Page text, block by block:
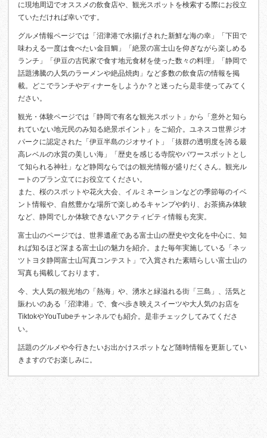
に現地周辺でオススメの飲食店や、観光スポットを検索する際にお役立
ていただければ幸いです。
グルメ情報ページでは「沼津港で水揚げされた新鮮な海の幸」「下田で
味わえる一度は食べたい金目鯛」「絶景の富士山を仰ぎながら楽しめる
ランチ」「伊豆の古民家で食す地元食材を使った数々の料理」「静岡で
話題沸騰の人気のラーメンや絶品焼肉」など多数の飲食店の情報を掲
載。どこでランチやディナーをしようか？と迷ったら是非使ってみてく
ださい。
観光・体験ページでは「静岡で有名な観光スポット」から「意外と知ら
れていない地元民のみ知る絶景ポイント」をご紹介。ユネスコ世界ジオ
パークに認定された「伊豆半島のジオサイト」「抜群の透明度を誇る最
高レベルの水質の美しい海」「歴史を感じる寺院やパワースポットとし
て知られる神社」など静岡ならではの観光情報が盛りだくさん。観光ル
ートのプラン立てにお役立てください。
また、桜のスポットや花火大会、イルミネーションなどの季節毎のイベ
ント情報や、自然豊かな場所で楽しめるキャンプや釣り、お茶摘み体験
など、静岡でしか体験できないアクティビティ情報も充実。
富士山のページでは、世界遺産である富士山の歴史や文化を中心に、知
れば知るほど深まる富士山の魅力を紹介。また毎年実施している「ネッ
ツトヨタ静岡富士山写真コンテスト」で入賞された素晴らしい富士山の
写真も掲載しております。
今、大人気の観光地の「熱海」や、湧水と緑溢れる街「三島」、活気と
賑わいのある「沼津港」で、食べ歩き映えスイーツや大人気のお店を
TiktokやYouTubeチャンネルでも紹介。是非チェックしてみてくださ
い。
話題のグルメや今行きたいお出かけスポットなど随時情報を更新してい
きますのでお楽しみに。